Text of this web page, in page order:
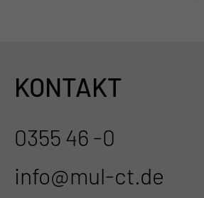
KONTAKT
0355 46 -0
info@mul-ct.de